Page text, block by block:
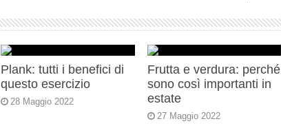
Plank: tutti i benefici di
questo esercizio
28 Maggio 2022
Frutta e verdura: perché
sono così importanti in
estate
27 Maggio 2022